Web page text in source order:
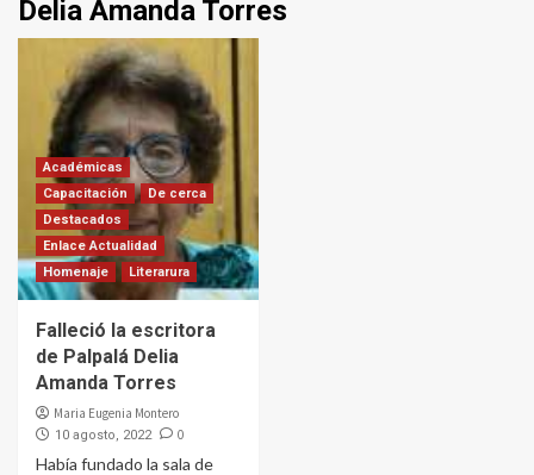
Delia Amanda Torres
Académicas
Capacitación
De cerca
Destacados
Enlace Actualidad
Homenaje
Literarura
Falleció la escritora
de Palpalá Delia
Amanda Torres
Maria Eugenia Montero
10 agosto, 2022 0
Había fundado la sala de